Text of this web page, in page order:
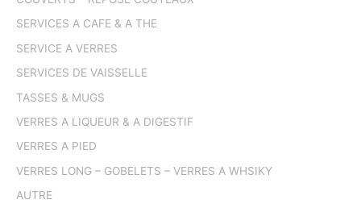
SERVICES A CAFE & A THE
SERVICE A VERRES
SERVICES DE VAISSELLE
TASSES & MUGS
VERRES A LIQUEUR & A DIGESTIF
VERRES A PIED
VERRES LONG – GOBELETS – VERRES A WHSIKY
AUTRE